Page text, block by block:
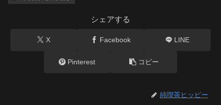
シェアする
X Facebook LINE
Pinterest コピー
純喫茶ヒッピー